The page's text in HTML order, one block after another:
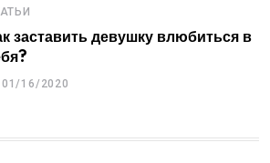
заставить девушку влюбиться в
01/16/2020